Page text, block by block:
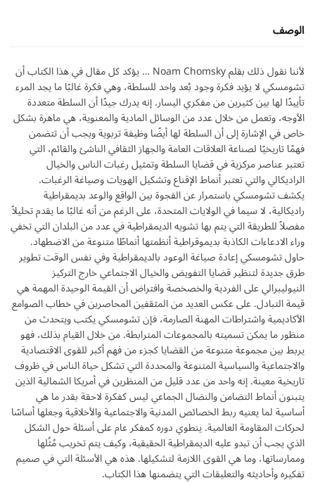
الوصف
لأننا نقول ذلك بقلم Noam Chomsky … يؤكد كل مقال في هذا الكتاب أن
تشومسكي لا يؤيد فكرة وجود بُعد واحد للسلطة، وهي فكرة غالبًا ما يجد المرء
تأييدًا لها بين كثيرين من مفكري اليسار. إنه يدرك جيدًا أن السلطة متعددة
الأوجه، وتعمل من خلال عدد من الوسائل المادية والمعنوية، هي ماهرة بشكل
خاص في الإشارة إلى أن السلطة لها أيضًا وظيفة تربوية ويجب أن تتضمن
فهمًا تاريخيًا لصناعة العلاقات العامة والجهاز الثقافي الناشئ والقائم، التي
تعتبر عناصر مركزية في قضايا السلطة وتمثيل رغبات الناس والخيال
الراديكالي والتي تعتبر أنماط الإقناع وتشكيل الهويات وصياغة الرغبات.
يكشف تشومسكي باستمرار عن الفجوة بين الواقع والوعد بديمقراطية
راديكالية، لا سيما في الولايات المتحدة، على الرغم من أنه غالبًا ما يقدم تحليلاً
مفصلاً للطريقة التي يتم بها تشويه الديمقراطية في عدد من البلدان التي تخفي
وراء الادعاءات الكاذبة بديموقراطية أنظمتها أنماطًا متنوعة من الاضطهاد.
حاول تشومسكي إعادة صياغة الوعود بالديمقراطية وفي نفس الوقت تطوير
طرق جديدة لتنظير قضايا التفويض والخيال الاجتماعي خارج التركيز
النيوليبرالي على الفردية والخصخصة وافتراض أن القيمة الوحيدة المهمة هي
قيمة التبادل. على عكس العديد من المثقفين المحاصرين في خطاب الصوامع
الأكاديمية واشتراطات المهنة الصارمة، فإن تشومسكي يكتب ويتحدث من
منظور ما يمكن تسميته بالمجموعات المترابطة. من خلال القيام بذلك، فهو
يربط بين مجموعة متنوعة من القضايا كجزء من فهم أكبر للقوى الاقتصادية
والاجتماعية والسياسية المتنوعة والمحددة التي تشكل حياة الناس في ظروف
تاريخية معينة. إنه واحد من عدد قليل من المنظرين في أمريكا الشمالية الذين
يتبنون أنماط التضامن والنضال الجماعي ليس كفكرة لاحقة بقدر ما هي
أساسية لما يعنيه ربط الخصائص المدنية والاجتماعية والأخلاقية وجعلها أساسًا
لحركات المقاومة العالمية. ينطوي دوره كمفكر عام على أسئلة حول الشكل
الذي يجب أن تبدو عليه الديمقراطية الحقيقية، وكيف يتم تخريب مُثُلها
وممارساتها، وما هي القوى اللازمة لتشكيلها. هذه هي الأسئلة التي في صميم
تفكيره وأحاديثه والتعليقات التي يتضمنها هذا الكتاب.